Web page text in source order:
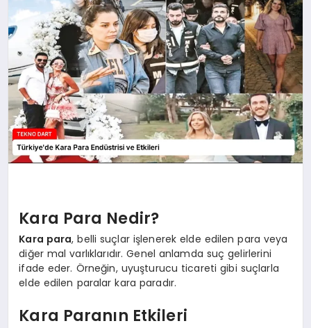
Kara Para Nedir?
Kara para, belli suçlar işlenerek elde edilen para veya
diğer mal varlıklarıdır. Genel anlamda suç gelirlerini
ifade eder. Örneğin, uyuşturucu ticareti gibi suçlarla
elde edilen paralar kara paradır.
Kara Paranın Etkileri